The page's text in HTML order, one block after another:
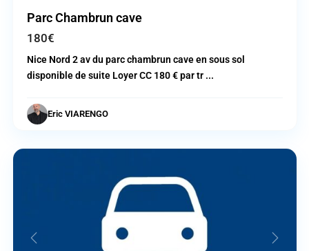
Parc Chambrun cave
180€
Nice Nord 2 av du parc chambrun cave en sous sol
disponible de suite Loyer CC 180 € par tr ...
Eric VIARENGO
Previous Next